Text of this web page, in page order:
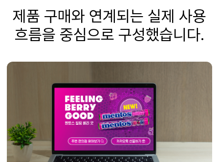
제품 구매와 연계되는 실제 사용
흐름을 중심으로 구성했습니다.